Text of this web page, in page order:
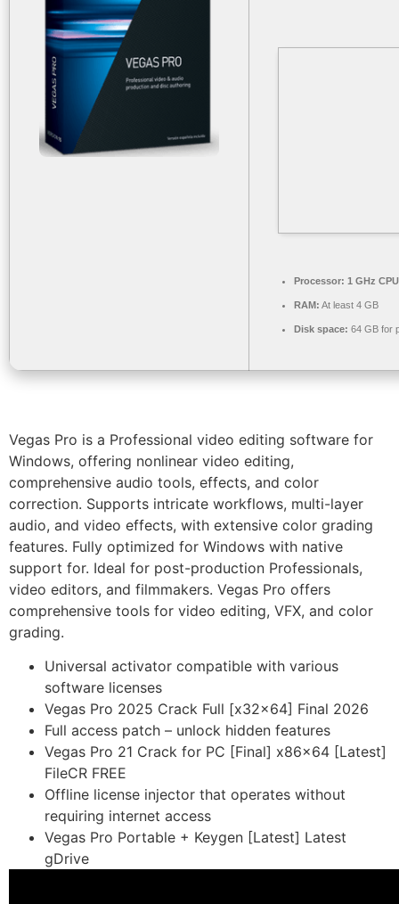
Processor: 1 GHz
RAM: At least 4 GB
Disk space: 64 GB for
Vegas Pro is a Professional video editing software for
Windows, offering nonlinear video editing,
comprehensive audio tools, effects, and color
correction. Supports intricate workflows, multi-layer
audio, and video effects, with extensive color grading
features. Fully optimized for Windows with native
support for. Ideal for post-production Professionals,
video editors, and filmmakers. Vegas Pro offers
comprehensive tools for video editing, VFX, and color
grading.
Universal activator compatible with various
software licenses
Vegas Pro 2025 Crack Full [x32x64] Final 2026
Full access patch – unlock hidden features
Vegas Pro 21 Crack for PC [Final] x86x64 [Latest]
FileCR FREE
Offline license injector that operates without
requiring internet access
Vegas Pro Portable + Keygen [Latest] Latest
gDrive